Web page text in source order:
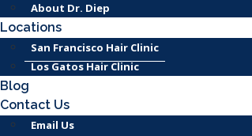
About Dr. Diep
Locations
San Francisco Hair Clinic
Los Gatos Hair Clinic
Blog
Contact Us
Email Us